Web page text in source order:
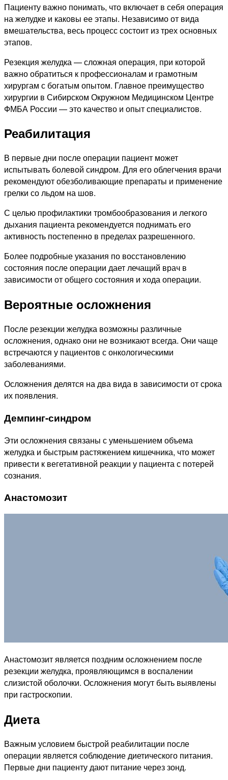
Пациенту важно понимать, что включает в себя операция
на желудке и каковы ее этапы. Независимо от вида
вмешательства, весь процесс состоит из трех основных
этапов.
Резекция желудка — сложная операция, при которой
важно обратиться к профессионалам и грамотным
хирургам с богатым опытом. Главное преимущество
хирургии в Сибирском Окружном Медицинском Центре
ФМБА России — это качество и опыт специалистов.
Реабилитация
В первые дни после операции пациент может
испытывать болевой синдром. Для его облегчения врачи
рекомендуют обезболивающие препараты и применение
грелки со льдом на шов.
С целью профилактики тромбообразования и легкого
дыхания пациента рекомендуется поднимать его
активность постепенно в пределах разрешенного.
Более подробные указания по восстановлению
состояния после операции дает лечащий врач в
зависимости от общего состояния и хода операции.
Вероятные осложнения
После резекции желудка возможны различные
осложнения, однако они не возникают всегда. Они чаще
встречаются у пациентов с онкологическими
заболеваниями.
Осложнения делятся на два вида в зависимости от срока
их появления.
Демпинг-синдром
Эти осложнения связаны с уменьшением объема
желудка и быстрым растяжением кишечника, что может
привести к вегетативной реакции у пациента с потерей
сознания.
Анастомозит
Анастомозит является поздним осложнением после
резекции желудка, проявляющимся в воспалении
слизистой оболочки. Осложнения могут быть выявлены
при гастроскопии.
Диета
Важным условием быстрой реабилитации после
операции является соблюдение диетического питания.
Первые дни пациенту дают питание через зонд.